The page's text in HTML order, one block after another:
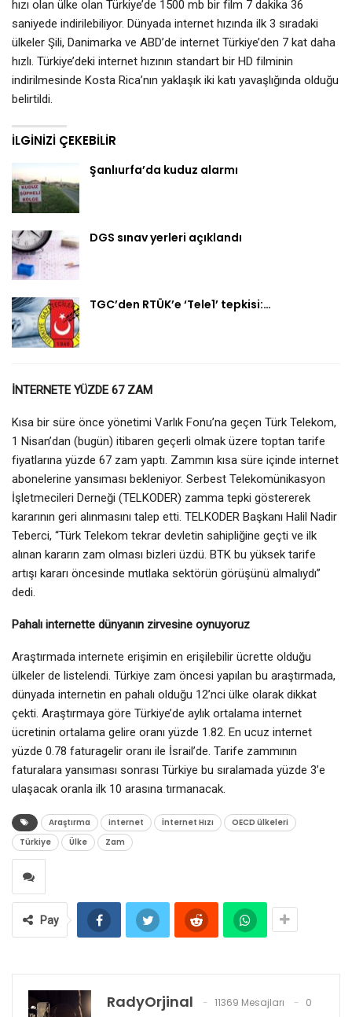
hızı olan ülke olan Türkiye’de 1500 mb bir film 7 dakika 36
saniyede indirilebiliyor. Dünyada internet hızında ilk 3 sıradaki
ülkeler Şili, Danimarka ve ABD’de internet Türkiye’den 7 kat daha
hızlı. Türkiye’deki internet hızının standart bir HD filminin
indirilmesinde Kosta Rica’nın yaklaşık iki katı yavaşlığında olduğu
belirtildi.
İLGINIZI ÇEKEBILIR
Şanlıurfa’da kuduz alarmı
DGS sınav yerleri açıklandı
TGC’den RTÜK’e ‘Tele1’ tepkisi:…
İNTERNETE YÜZDE 67 ZAM
Kısa bir süre önce yönetimi Varlık Fonu’na geçen Türk Telekom,
1 Nisan’dan (bugün) itibaren geçerli olmak üzere toptan tarife
fiyatlarına yüzde 67 zam yaptı. Zammın kısa süre içinde internet
abonelerine yansıması bekleniyor. Serbest Telekomünikasyon
İşletmecileri Derneği (TELKODER) zamma tepki göstererek
kararının geri alınmasını talep etti. TELKODER Başkanı Halil Nadir
Teberci, “Türk Telekom tekrar devletin sahipliğine geçti ve ilk
alınan kararın zam olması bizleri üzdü. BTK bu yüksek tarife
artışı kararı öncesinde mutlaka sektörün görüşünü almalıydı”
dedi.
Pahalı internette dünyanın zirvesine oynuyoruz
Araştırmada internete erişimin en erişilebilir ücrette olduğu
ülkeler de listelendi. Türkiye zam öncesi yapılan bu araştırmada,
dünyada internetin en pahalı olduğu 12’nci ülke olarak dikkat
çekti. Araştırmaya göre Türkiye’de aylık ortalama internet
ücretinin ortalama gelire oranı yüzde 1.82. En ucuz internet
yüzde 0.78 faturagelir oranı ile İsrail’de. Tarife zammının
faturalara yansıması sonrası Türkiye bu sıralamada yüzde 3’e
ulaşacak oranla ilk 10 arasına tırmanacak.
Araştırma internet İnternet Hızı
OECD ülkeleri
Türkiye
Ülke Zam
Pay
RadyOrjinal 11369 Mesajları
0